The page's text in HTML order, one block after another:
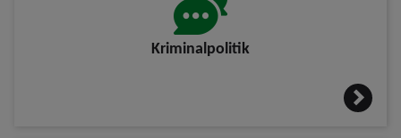
Kriminalpolitik